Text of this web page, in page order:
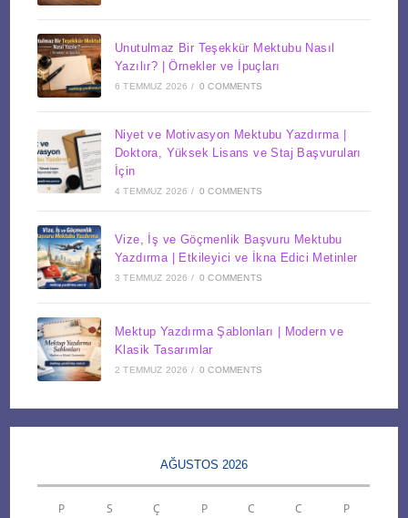
Unutulmaz Bir Teşekkür Mektubu Nasıl
Yazılır? | Örnekler ve İpuçları
6 TEMMUZ 2026 / 0 COMMENTS
Niyet ve Motivasyon Mektubu Yazdırma |
Doktora, Yüksek Lisans ve Staj Başvuruları
İçin
4 TEMMUZ 2026 / 0 COMMENTS
Vize, İş ve Göçmenlik Başvuru Mektubu
Yazdırma | Etkileyici ve İkna Edici Metinler
3 TEMMUZ 2026 / 0 COMMENTS
Mektup Yazdırma Şablonları | Modern ve
Klasik Tasarımlar
2 TEMMUZ 2026 / 0 COMMENTS
AĞUSTOS 2026
P S Ç P C C P